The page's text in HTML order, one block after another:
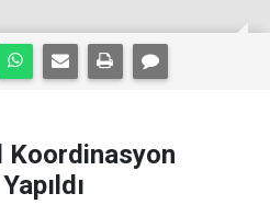
Koordinasyon